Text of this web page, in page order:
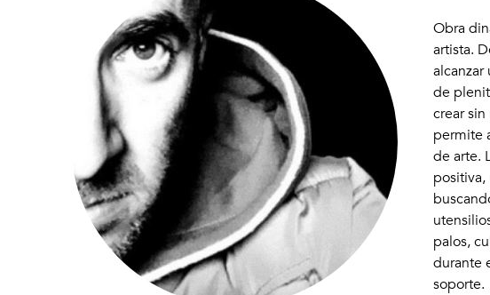
Obra
artista.
de
crear
permite
de arte.
positiva,
palos,
durante
soporte.